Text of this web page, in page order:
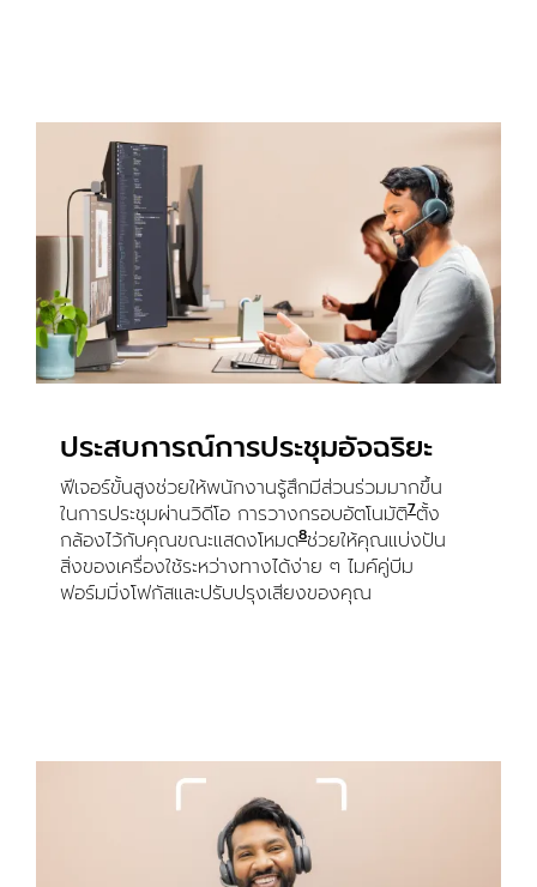
ประสบการณ์การประชุมอัจฉริยะ
ฟีเจอร์ขั้นสูงช่วยให้พนักงานรู้สึกมีส่วนร่วมมากขึ้น
ในการประชุมผ่านวิดีโอ การวางกรอบอัตโนมัติ7เปิดใช้งานด้ว
ตั้ง
กล้องไว้กับคุณขณะแสดงโหมด8เปิดใช้งานด้วย Logi
ช่วยให้คุณแบ่งปัน
สิ่งของเครื่องใช้ระหว่างทางได้ง่าย ๆ ไมค์คู่บีม
ฟอร์มมิ่งโฟกัสและปรับปรุงเสียงของคุณ